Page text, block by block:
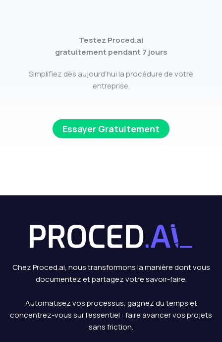
Testez Proced.ai
gratuitement pendant 7 jours
Simplifiez dès aujourd’hui la procédure de votre
entreprise.
Essayer Gratuitement
Chez Proced.ai, nous transformons la manière dont vous
documentez et partagez votre savoir-faire.
Automatisez vos processus, gagnez du temps et
concentrez-vous sur l’essentiel : faire avancer vos projets
sans friction.